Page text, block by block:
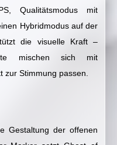
Qualitätsmodus mit
Hybridmodus auf der
die visuelle Kraft –
mischen sich mit
Stimmung passen.
Gestaltung der offenen